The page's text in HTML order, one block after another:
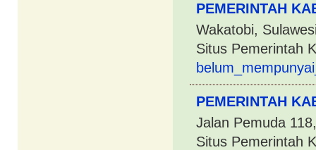
PEMERINTAH
Wakatobi,
Situs Pemerintah
PEMERINTAH
Jalan Pemuda
Situs Pemerintah